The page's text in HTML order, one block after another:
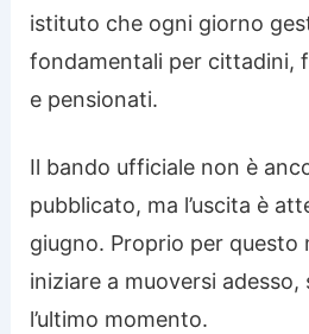
istituto che ogni giorno
fondamentali per cittadini,
e pensionati.
Il bando ufficiale non è
pubblicato, ma l’uscita è
giugno. Proprio per questo
iniziare a muoversi
l’ultimo momento.